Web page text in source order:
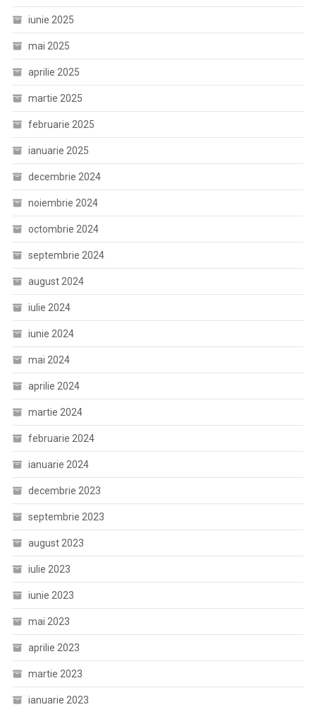
iunie 2025
mai 2025
aprilie 2025
martie 2025
februarie 2025
ianuarie 2025
decembrie 2024
noiembrie 2024
octombrie 2024
septembrie 2024
august 2024
iulie 2024
iunie 2024
mai 2024
aprilie 2024
martie 2024
februarie 2024
ianuarie 2024
decembrie 2023
septembrie 2023
august 2023
iulie 2023
iunie 2023
mai 2023
aprilie 2023
martie 2023
ianuarie 2023